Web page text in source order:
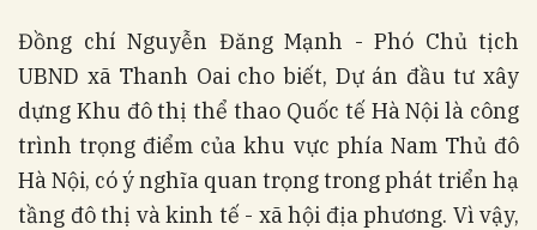
Đồng chí Nguyễn Đăng Mạnh - Phó Chủ tịch
UBND xã Thanh Oai cho biết, Dự án đầu tư xây
dựng Khu đô thị thể thao Quốc tế Hà Nội là công
trình trọng điểm của khu vực phía Nam Thủ đô
Hà Nội, có ý nghĩa quan trọng trong phát triển hạ
tầng đô thị và kinh tế - xã hội địa phương. Vì vậy,